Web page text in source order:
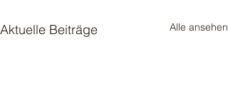
Aktuelle Beiträge Alle ansehen